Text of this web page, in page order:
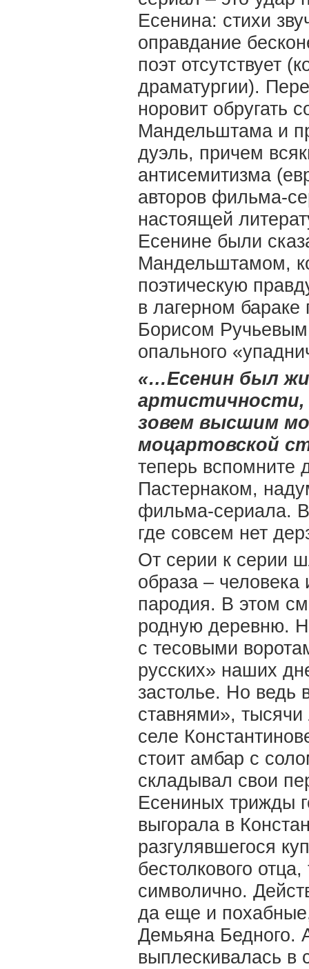
Есенина: стихи
оправдание
поэт отсутствует
драматургии).
норовит обругать
Мандельштама и
дуэль, причем
антисемитизма
авторов фильма-
настоящей
Есенине были
Мандельштамом,
поэтическую
в лагерном
Борисом
опального
«…Есенин был
зовем высшим
моцартовской
теперь вспомните
Пастернаком,
фильма-сериала.
где совсем нет
От серии к серии
образа – человека
пародия. В этом
родную деревню.
с тесовыми
русских» наших
застолье. Но ведь
ставнями»,
селе
стоит амбар с
складывал свои
Есениных трижды
выгорала в
разгулявшегося
бестолкового
символично.
да еще и
Демьяна Бедного.
выплескивалась в